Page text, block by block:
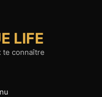
LIFE
te connaître